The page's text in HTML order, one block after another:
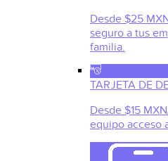
Desde $25
seguro a tus
familia.
TARJETA DE
Desde $15
equipo acceso